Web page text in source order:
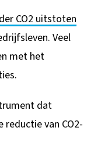
CO2 uitstoten
Veel
met het
dat
van CO2-